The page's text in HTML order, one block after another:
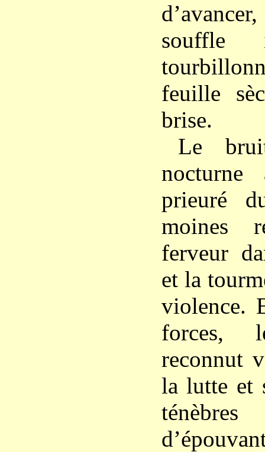
souffle
feuille
brise.
Le
nocturne
prieuré
moines
ferveur
et la
violence.
forces,
reconnut
la lutte et